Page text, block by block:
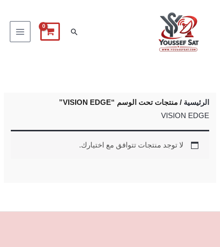
البحث
الرئيسية / منتجات تحت الوسم “VISION EDGE”
VISION EDGE
لا توجد منتجات تتوافق مع اختيارك.